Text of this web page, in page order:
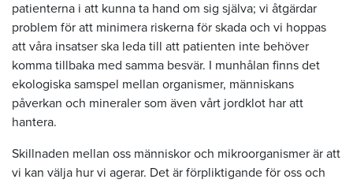
patienterna i att kunna ta hand om sig själva; vi åtgärdar
problem för att minimera riskerna för skada och vi hoppas
att våra insatser ska leda till att patienten inte behöver
komma tillbaka med samma besvär. I munhålan finns det
ekologiska samspel mellan organismer, människans
påverkan och mineraler som även vårt jordklot har att
hantera.
Skillnaden mellan oss människor och mikroorganismer är att
vi kan välja hur vi agerar. Det är förpliktigande för oss och